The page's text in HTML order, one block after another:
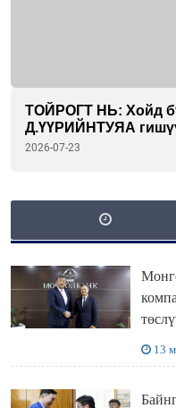
ТОЙРОГТ НЬ: Хойд
Д.ҮҮРИЙНТУЯА
бэ...
2026-07-23
13